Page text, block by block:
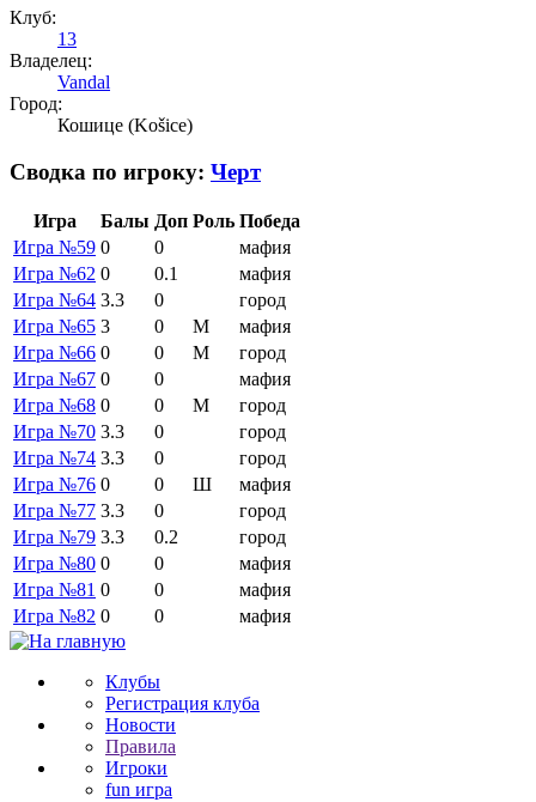
Клуб:
13
Владелец:
Vandal
Город:
Кошице (Košice)
Сводка по игроку: Черт
Игра Балы Доп Роль Победа
Игра №59 0 0
мафия
Игра №62 0 0.1
мафия
Игра №64 3.3 0
город
Игра №65 3 0 М
мафия
Игра №66 0 0 М
город
Игра №67 0 0
мафия
Игра №68 0 0 М
город
Игра №70 3.3 0
город
Игра №74 3.3 0
город
Игра №76 0 0 Ш
мафия
Игра №77 3.3 0
город
Игра №79 3.3 0.2
город
Игра №80 0 0
мафия
Игра №81 0 0
мафия
Игра №82 0 0 мафия
Клубы
Регистрация клуба
Новости
Правила
Игроки
fun игра